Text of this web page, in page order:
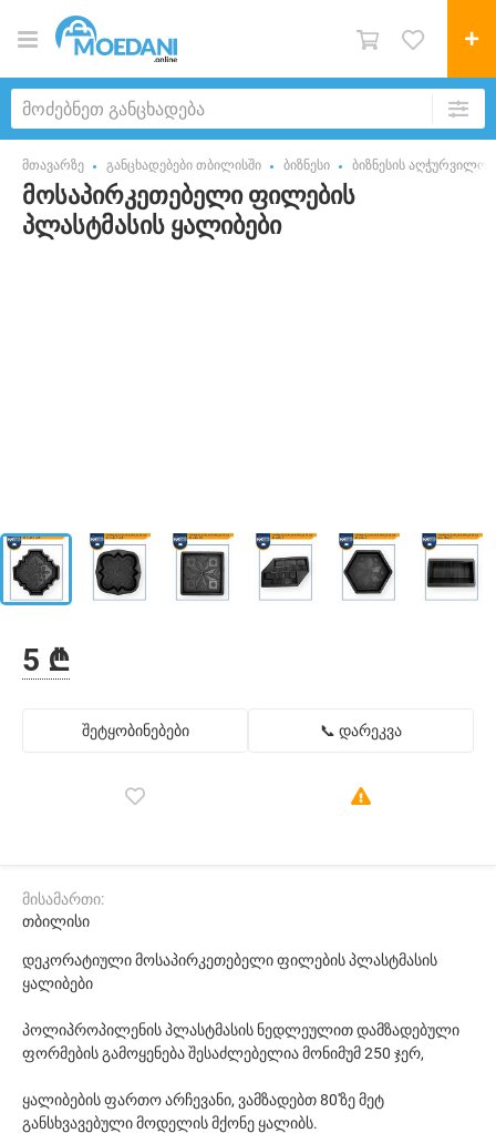
მთავარზე განცხადებები თბილისში ბიზნესი ბიზნესის
მოსაპირკეთებელი ფილების
პლასტმასის ყალიბები
5 ₾
შეტყობინებები 📞 დარეკვა
მისამართი:
თბილისი
დეკორატიული მოსაპირკეთებელი ფილების პლასტმასის
ყალიბები
პოლიპროპილენის პლასტმასის ნედლეულით დამზადებული
ფორმების გამოყენება შესაძლებელია მონიმუმ 250 ჯერ,
ყალიბების ფართო არჩევანი, ვამზადებთ 80'ზე მეტ
განსხვავებული მოდელის მქონე ყალიბს.